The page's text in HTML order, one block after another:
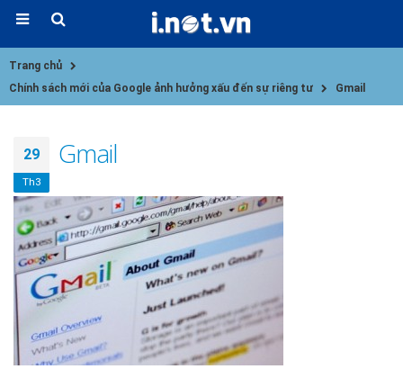
Trang chủ
Chính sách mới của Google ảnh hưởng xấu đến sự riêng tư
Gmail
29
Th3
Gmail